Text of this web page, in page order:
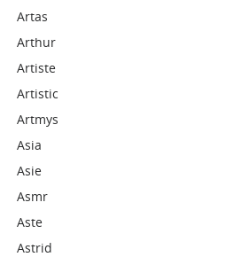
Artas
Arthur
Artiste
Artistic
Artmys
Asia
Asie
Asmr
Aste
Astrid